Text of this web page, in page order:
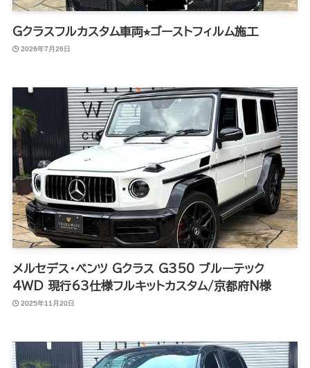
Gクラスフルカスタム車両⭐︎ゴーストフィルム施工
2026年7月26日
メルセデス・ベンツ Gクラス G350 ブルーテック
4WD 現行63仕様フルキットカスタム/京都府N様
2025年11月20日